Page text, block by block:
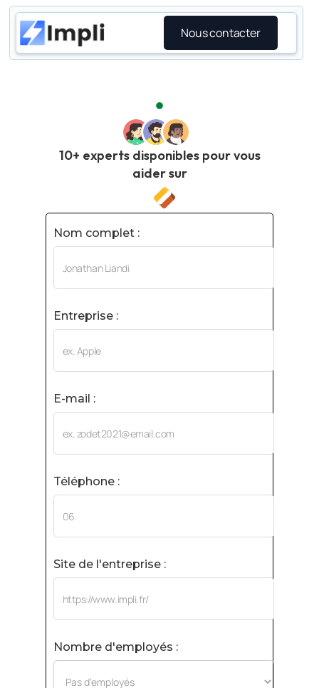
Nous contacter
10+ experts disponibles pour vous
aider sur
Nom complet :
Entreprise :
E-mail :
Téléphone :
Site de l'entreprise :
Nombre d'employés :